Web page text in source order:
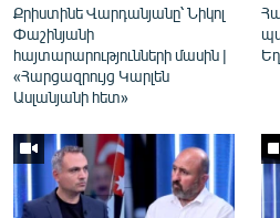
Քրիստինե Վարդանյանը՝ Նիկոլ
Փաշինյանի
հայտարարությունների մասին |
«Հարցազրույց Կարլեն
Ասլանյանի հետ»